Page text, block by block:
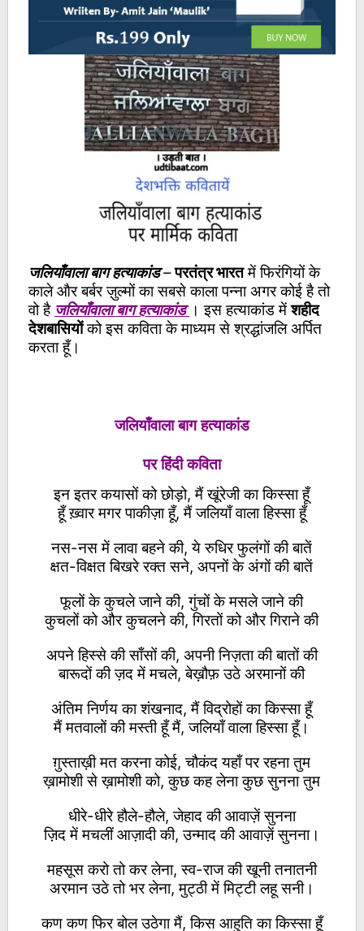
जलियाँवाला बाग हत्याकांड–परतंत्र भारतमें फिरंगियों के
काले और बर्बर ज़ुल्मों का सबसे काला पन्ना अगर कोई है तो
वो है जलियाँवाला बाग हत्याकांड । इस हत्याकांड मेंशहीद
देशबासियोंको इस कविता के माध्यम से श्रद्धांजलि अर्पित
करता हूँ।
जलियाँवाला बाग हत्याकांड
पर हिंदी कविता
इन इतर कयासों को छोड़ो, मैं खूंरेजी का किस्सा हूँ
हूँ ख़्वार मगर पाकीज़ा हूँ, मैं जलियाँ वाला हिस्सा हूँ
नस-नस में लावा बहने की, ये रुधिर फुलंगों की बातें
क्षत-विक्षत बिखरे रक्त सने, अपनों के अंगों की बातें
फूलों के कुचले जाने की, गुंचों के मसले जाने की
कुचलों को और कुचलने की, गिरतों को और गिराने की
अपने हिस्से की साँसों की, अपनी निज़ता की बातों की
बारूदों की ज़द में मचले, बेख़ौफ़ उठे अरमानों की
अंतिम निर्णय का शंखनाद, मैं विद्रोहों का किस्सा हूँ
मैं मतवालों की मस्ती हूँ मैं, जलियाँ वाला हिस्सा हूँ।
ग़ुस्ताख़ी मत करना कोई, चौकंद यहाँ पर रहना तुम
ख़ामोशी से ख़ामोशी को, कुछ कह लेना कुछ सुनना तुम
धीरे-धीरे हौले-हौले, जेहाद की आवाज़ें सुनना
ज़िद में मचलीं आज़ादी की, उन्माद की आवाज़ें सुनना।
महसूस करो तो कर लेना, स्व-राज की खूनी तनातनी
अरमान उठे तो भर लेना, मुट्ठी में मिट्टी लहू सनी।
कण कण फिर बोल उठेगा मैं, किस आहुति का किस्सा हूँ